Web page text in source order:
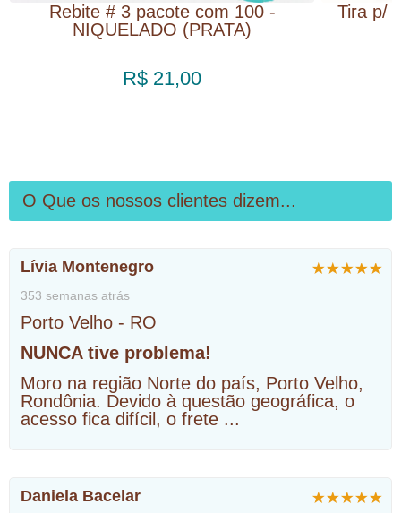
Rebite # 3 pacote com 100 -
NIQUELADO (PRATA)
R$ 21,00
Tira p/
O Que os nossos clientes dizem...
Lívia Montenegro
353 semanas atrás
Porto Velho - RO
NUNCA tive problema!
Moro na região Norte do país, Porto Velho,
Rondônia. Devido à questão geográfica, o
acesso fica difícil, o frete ...
Daniela Bacelar